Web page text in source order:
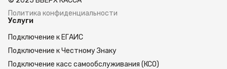
Политика конфиденциальности
Услуги
Подключение к ЕГАИС
Подключение к Честному Знаку
Подключение касс самообслуживания (КСО)